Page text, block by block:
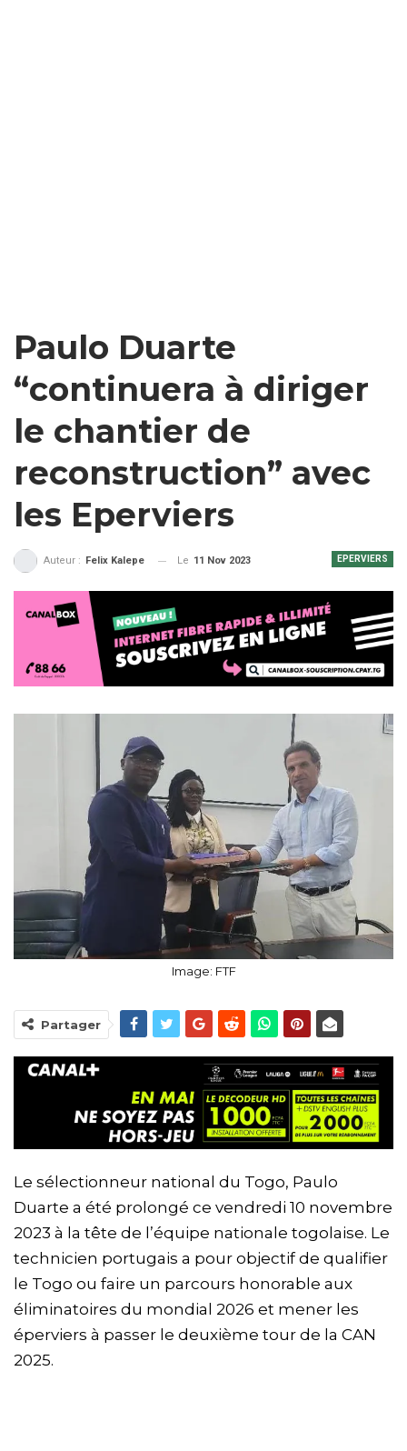
Paulo Duarte
“continuera à diriger
le chantier de
reconstruction” avec
les Eperviers
EPERVIERS
Auteur : Felix Kalepe Le 11 Nov 2023
Image: FTF
Partager
Le sélectionneur national du Togo, Paulo
Duarte a été prolongé ce vendredi 10 novembre
2023 à la tête de l’équipe nationale togolaise. Le
technicien portugais a pour objectif de qualifier
le Togo ou faire un parcours honorable aux
éliminatoires du mondial 2026 et mener les
éperviers à passer le deuxième tour de la CAN
2025.